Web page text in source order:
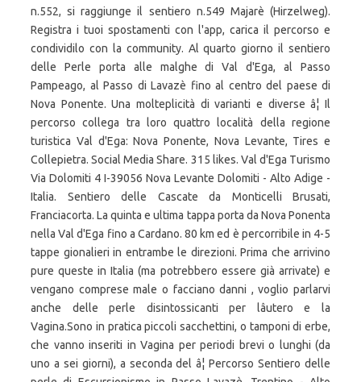
n.552, si raggiunge il sentiero n.549 Majarè (Hirzelweg).
Registra i tuoi spostamenti con l'app, carica il percorso e
condividilo con la community. Al quarto giorno il sentiero
delle Perle porta alle malghe di Val d'Ega, al Passo
Pampeago, al Passo di Lavazè fino al centro del paese di
Nova Ponente. Una molteplicità di varianti e diverse â¦ Il
percorso collega tra loro quattro località della regione
turistica Val d'Ega: Nova Ponente, Nova Levante, Tires e
Collepietra. Social Media Share. 315 likes. Val d'Ega Turismo
Via Dolomiti 4 I-39056 Nova Levante Dolomiti - Alto Adige -
Italia. Sentiero delle Cascate da Monticelli Brusati,
Franciacorta. La quinta e ultima tappa porta da Nova Ponenta
nella Val d'Ega fino a Cardano. 80 km ed è percorribile in 4-5
tappe gionalieri in entrambe le direzioni. Prima che arrivino
pure queste in Italia (ma potrebbero essere già arrivate) e
vengano comprese male o facciano danni , voglio parlarvi
anche delle perle disintossicanti per lâutero e la
Vagina.Sono in pratica piccoli sacchettini, o tamponi di erbe,
che vanno inseriti in Vagina per periodi brevi o lunghi (da
uno a sei giorni), a seconda del â¦ Percorso Sentiero delle